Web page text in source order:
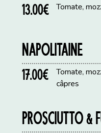
13.00€ Tomate,
NAPOLITAINE
17.00€
Tomate,
câpres
PROSCIUTTO &